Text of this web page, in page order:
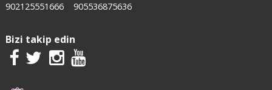
902125551666
905536875636
Bizi takip edin